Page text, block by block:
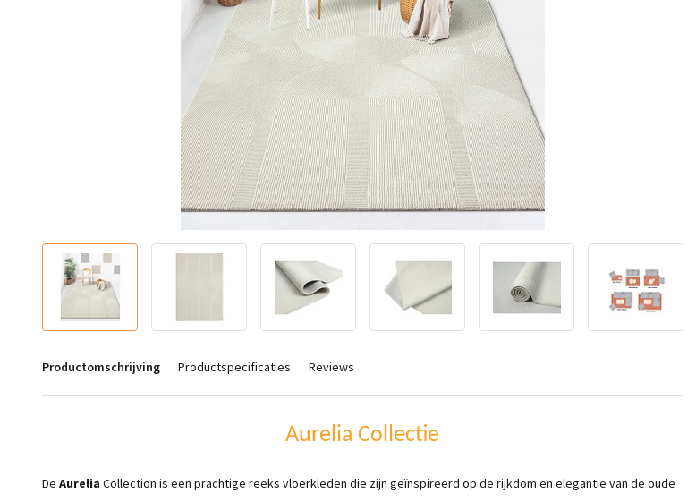
Productomschrijving Productspecificaties Reviews
Aurelia Collectie
De Aurelia Collection is een prachtige reeks vloerkleden die zijn geïnspireerd op de rijkdom en elegantie van de oude